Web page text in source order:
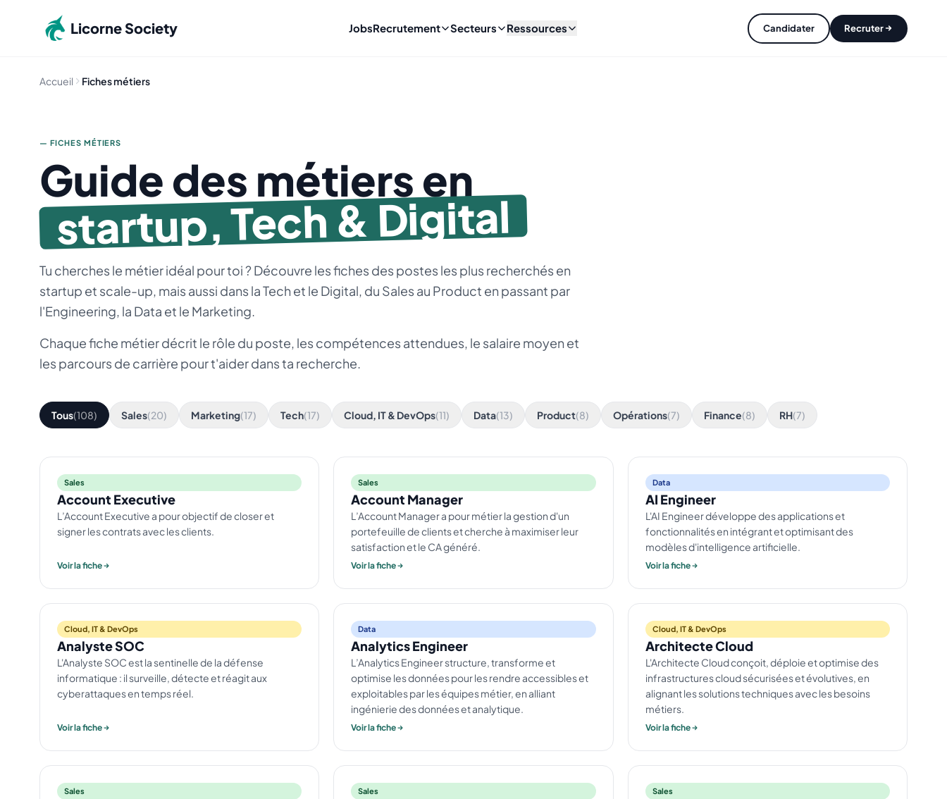
Licorne Society JobsRecrutement Secteurs Ressources Candidater Recruter
Accueil Fiches métiers
— FICHES MÉTIERS
Guide des métiers en
startup, Tech & Digital
Tu cherches le métier idéal pour toi ? Découvre les fiches des postes les plus recherchés en
startup et scale-up, mais aussi dans la Tech et le Digital, du Sales au Product en passant par
l'Engineering, la Data et le Marketing.
Chaque fiche métier décrit le rôle du poste, les compétences attendues, le salaire moyen et
les parcours de carrière pour t'aider dans ta recherche.
Tous(108) Sales(20) Marketing(17) Tech(17) Cloud, IT & DevOps(11) Data(13) Product(8) Opérations(7) Finance(8) RH(7)
Sales
Account Executive
L’Account Executive a pour objectif de closer et
signer les contrats avec les clients.
Voir la fiche
Sales
Account Manager
L’Account Manager a pour métier la gestion d'un
portefeuille de clients et cherche à maximiser leur
satisfaction et le CA généré.
Voir la fiche
Data
AI Engineer
L'AI Engineer développe des applications et
fonctionnalités en intégrant et optimisant des
modèles d'intelligence artificielle.
Voir la fiche
Cloud, IT & DevOps
Analyste SOC
L'Analyste SOC est la sentinelle de la défense
informatique : il surveille, détecte et réagit aux
cyberattaques en temps réel.
Voir la fiche
Data
Analytics Engineer
L’Analytics Engineer structure, transforme et
optimise les données pour les rendre accessibles et
exploitables par les équipes métier, en alliant
ingénierie des données et analytique.
Voir la fiche
Cloud, IT & DevOps
Architecte Cloud
L'Architecte Cloud conçoit, déploie et optimise des
infrastructures cloud sécurisées et évolutives, en
alignant les solutions techniques avec les besoins
métiers.
Voir la fiche
Sales Sales Sales